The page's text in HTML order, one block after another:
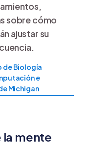
sobre cómo
ajustar su
de Biología
e
Michigan
la mente